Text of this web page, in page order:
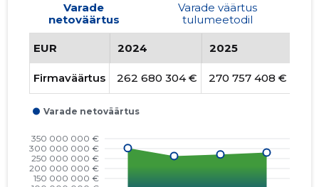
Varade
netoväärtus
Varade väärtus
tulumeetodil
EUR 2024 2025
Firmaväärtus 262 680 304 € 270 757 408 €